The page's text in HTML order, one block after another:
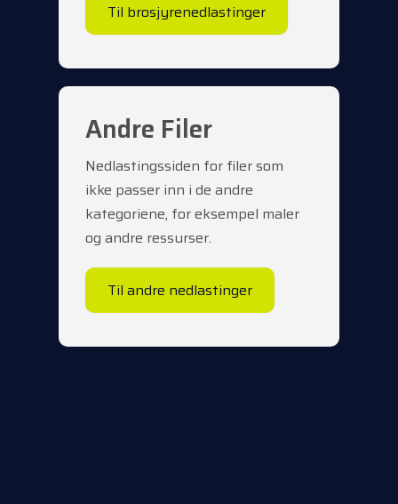
Til brosjyrenedlastinger
Andre Filer
Nedlastingssiden for filer som
ikke passer inn i de andre
kategoriene, for eksempel maler
og andre ressurser.
Til andre nedlastinger